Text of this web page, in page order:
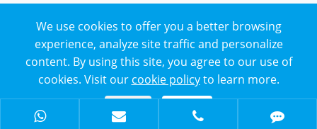
저작권 ©Nanjing Biocell Environmental Technology
Co., Ltd.모든 권리 보유.
시테 맵
| 개인 정보 보호 정책
We use cookies to offer you a better browsing
experience, analyze site traffic and personalize
content. By using this site, you agree to our use of
cookies. Visit our cookie policyto learn more.
Reject
Accept